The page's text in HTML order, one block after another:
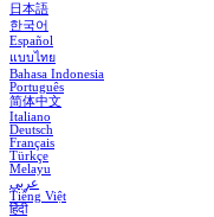
日本語
한국어
Español
แบบไทย
Bahasa Indonesia
Português
简体中文
Italiano
Deutsch
Français
Türkçe
Melayu
عربي
Tiếng Việt
हिंदी